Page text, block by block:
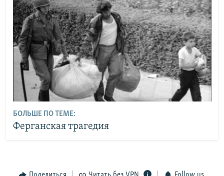
БОЛЬШЕ ПО ТЕМЕ:
Ферганская трагедия